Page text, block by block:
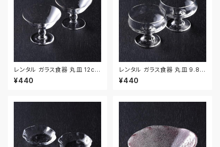
レンタル ガラス食器 丸皿 12cm
2枚セット｜GLM128
¥440
レンタル ガラス食器 丸皿 9.8c
m 2枚セット｜GLM129
¥440